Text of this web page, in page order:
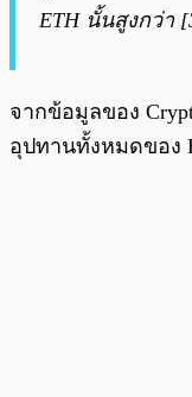
ETH นั้นสูงกว่า
จากข้อมูลของ
อุปทานทั้งหมดของ